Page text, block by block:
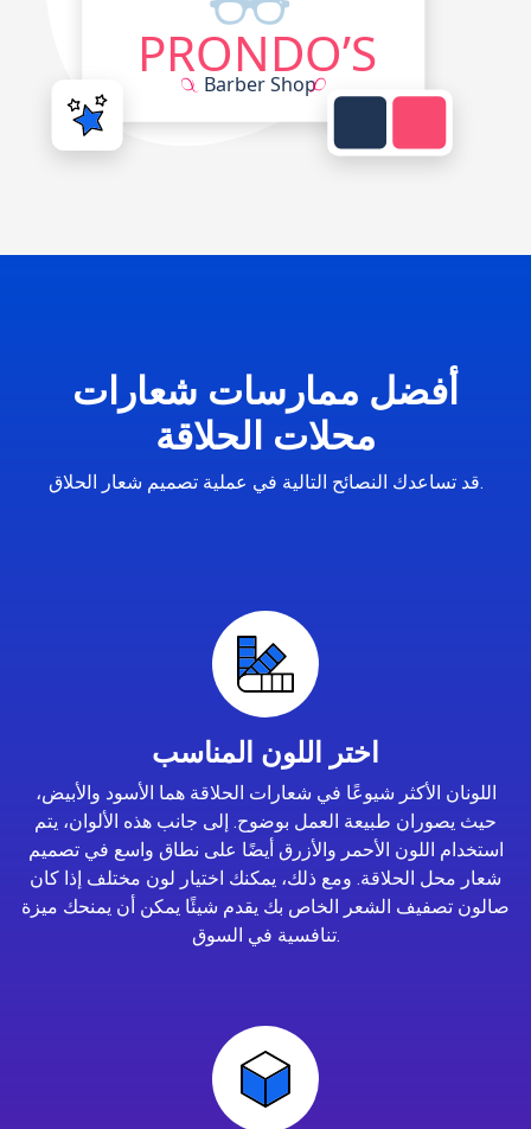
أفضل ممارسات شعارات
محلات الحلاقة
قد تساعدك النصائح التالية في عملية تصميم شعار الحلاق.
اختر اللون المناسب
اللونان الأكثر شيوعًا في شعارات الحلاقة هما الأسود والأبيض،
حيث يصوران طبيعة العمل بوضوح. إلى جانب هذه الألوان، يتم
استخدام اللون الأحمر والأزرق أيضًا على نطاق واسع في تصميم
شعار محل الحلاقة. ومع ذلك، يمكنك اختيار لون مختلف إذا كان
صالون تصفيف الشعر الخاص بك يقدم شيئًا يمكن أن يمنحك ميزة
تنافسية في السوق.